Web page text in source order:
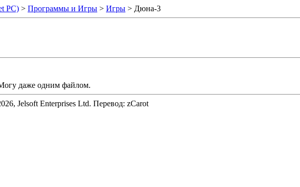
PC) > Программы и Игры > Игры > Дюна-3
даже одним файлом.
Jelsoft Enterprises Ltd. Перевод: zCarot